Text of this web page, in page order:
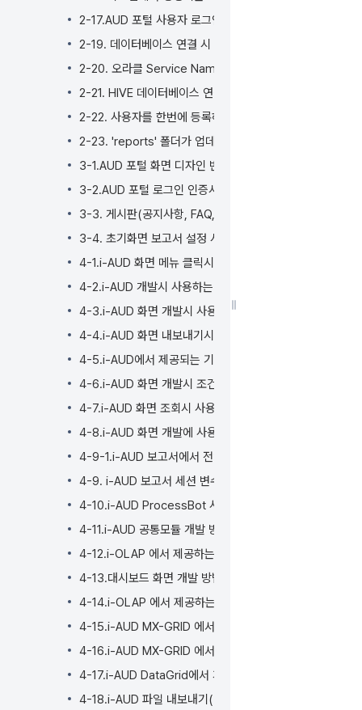
2-17.AUD 포털 사용자 로그인 후 메인 첫 화면을 개발되어
2-19. 데이터베이스 연결 시 사용자 별 자격 증명을 통한
2-20. 오라클 Service Name 사용하여 데이터베이스 연결
2-21. HIVE 데이터베이스 연결 방법
2-22. 사용자를 한번에 등록하는 방법
2-23. 'reports' 폴더가 업데이트되지 않았습니다. 시스템
3-1.AUD 포털 화면 디자인 변경 방법
3-2.AUD 포털 로그인 인증시 2차 인증
3-3. 게시판(공지사항, FAQ, Q&A 등)에 글쓰기 등록할
3-4. 초기화면 보고서 설정 시 보고서 상단 영역(보고서 제
4-1.i-AUD 화면 메뉴 클릭시 실행되는 이벤트의 기본 순서
4-2.i-AUD 개발시 사용하는 파생공법
4-3.i-AUD 화면 개발시 사용할 수 있는 API 목록
4-4.i-AUD 화면 내보내기시(다운로드,내려받기) 가능한
4-5.i-AUD에서 제공되는 기본 차트 외 HIGH 차트 사용 방
4-6.i-AUD 화면 개발시 조건 개인화 기능 및 설정 방법
4-7.i-AUD 화면 조회시 사용되는 SQL 및 실행 이력 확인
4-8.i-AUD 화면 개발에 사용되는 기본 컴포넌트 종류
4-9-1.i-AUD 보고서에서 전역 변수 사용방법
4-9. i-AUD 보고서 세션 변수, 전역 변수 사용방법
4-10.i-AUD ProcessBot 사용 방법
4-11.i-AUD 공통모듈 개발 방법
4-12.i-OLAP 에서 제공하는 기본 연산 종류
4-13.대시보드 화면 개발 방법
4-14.i-OLAP 에서 제공하는 기본 함수
4-15.i-AUD MX-GRID 에서 지원하는 데이터 표시 형식
4-16.i-AUD MX-GRID 에서 사용 가능한 엑셀(EXCEL) 함
4-17.i-AUD DataGrid에서 계산 필드 추가
4-18.i-AUD 파일 내보내기(다운로드,내려받기) 시 병합된